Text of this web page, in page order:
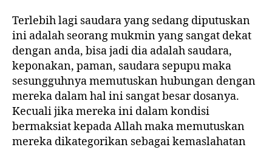
Terlebih lagi saudara yang sedang diputuskan
ini adalah seorang mukmin yang sangat dekat
dengan anda, bisa jadi dia adalah saudara,
keponakan, paman, saudara sepupu maka
sesungguhnya memutuskan hubungan dengan
mereka dalam hal ini sangat besar dosanya.
Kecuali jika mereka ini dalam kondisi
bermaksiat kepada Allah maka memutuskan
mereka dikategorikan sebagai kemaslahatan